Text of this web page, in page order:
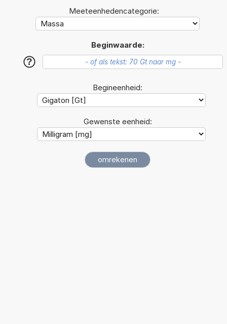
Meeteenhedencategorie:
Beginwaarde:
?
Begineenheid:
Gewenste eenheid: